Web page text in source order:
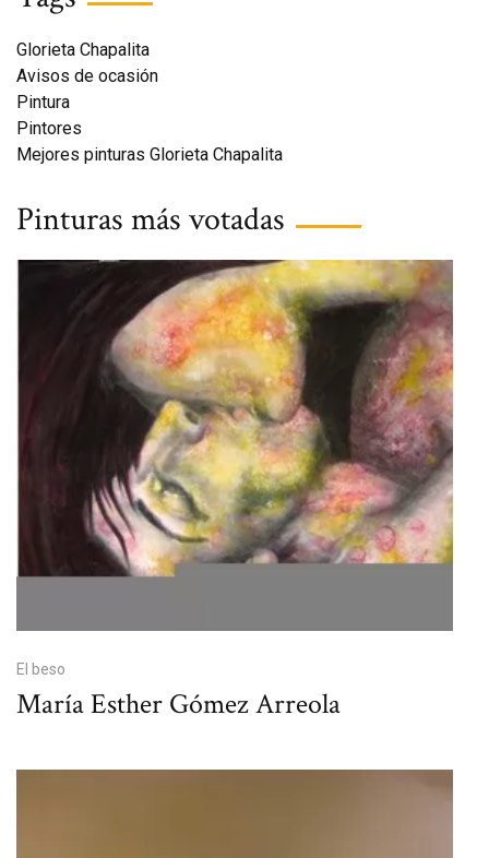
Glorieta Chapalita
Avisos de ocasión
Pintura
Pintores
Mejores pinturas Glorieta Chapalita
Pinturas más votadas
El beso
María Esther Gómez Arreola